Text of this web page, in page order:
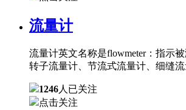
流量计
流量计英文名称是flowmeter：指示
转子流量计、节流式流量计、细缝
1246人已关注
点击关注